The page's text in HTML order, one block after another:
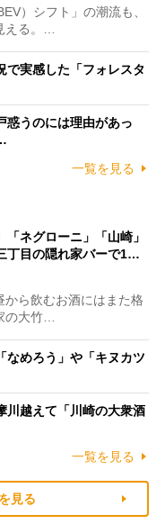
）シフト」の潮流も、
える。…
で実感した「フォレスタ
惑うのには理由があっ
一覧を見る
「ネグローニ」「山崎」
丁目の隠れ家バーで1…
ら飲むお酒にはまた格
大竹…
なめろう」や「キヌカツ
川越えて「川崎の大衆酒
一覧を見る
見る